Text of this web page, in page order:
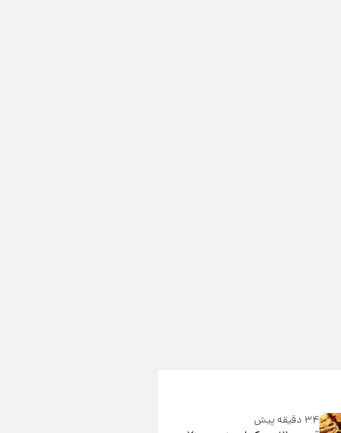
۳۴ دقیقه پیش